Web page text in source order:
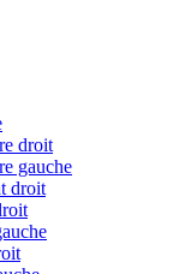
droit
gauche
droit